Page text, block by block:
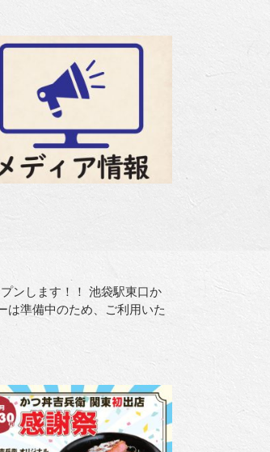
ンします！！ 池袋駅東口か
は準備中のため、ご利用いた